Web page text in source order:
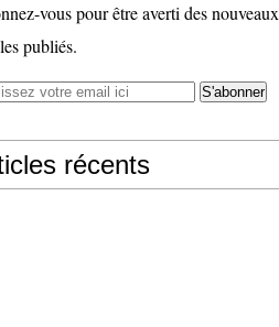
vous pour être averti des nouveaux
publiés.
récents